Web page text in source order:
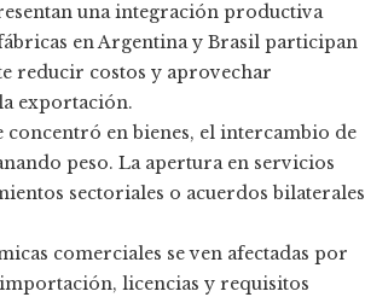
una integración productiva
en Argentina y Brasil participan
reducir costos y aprovechar
exportación.
concentró en bienes, el intercambio de
peso. La apertura en servicios
sectoriales o acuerdos bilaterales
comerciales se ven afectadas por
licencias y requisitos